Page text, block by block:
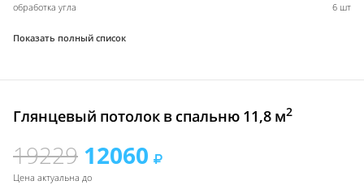
обработка угла 6 шт
Показать полный список
Глянцевый потолок в спальню 11,8 м2
19229 12060
Цена актуальна до